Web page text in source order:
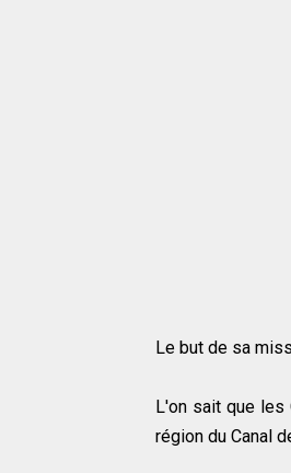
Le but de sa
L'on sait que les
région du Canal